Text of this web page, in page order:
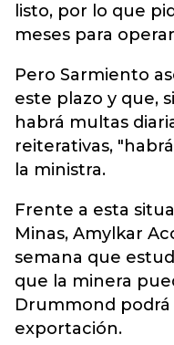
listo, por lo que
meses para
Pero Sarmiento
este plazo y que,
habrá multas
reiterativas,
la ministra.
Frente a esta
Minas, Amylkar
semana que
que la minera
Drummond
exportación.